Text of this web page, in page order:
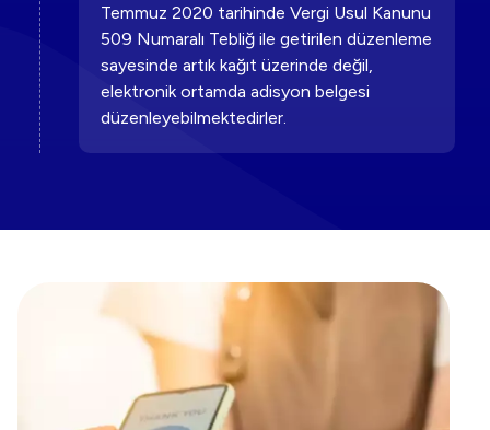
Temmuz 2020 tarihinde Vergi Usul Kanunu
509 Numaralı Tebliğ ile getirilen düzenleme
sayesinde artık kağıt üzerinde değil,
elektronik ortamda adisyon belgesi
düzenleyebilmektedirler.